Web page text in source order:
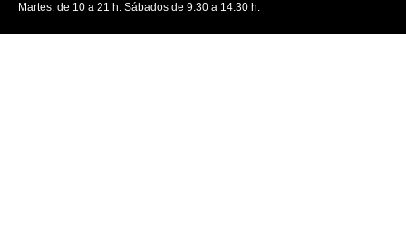
Martes: de 10 a 21 h. Sábados de 9.30 a 14.30 h.